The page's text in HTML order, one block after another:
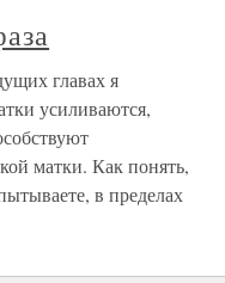
главах я
усиливаются,
матки. Как понять,
в пределах